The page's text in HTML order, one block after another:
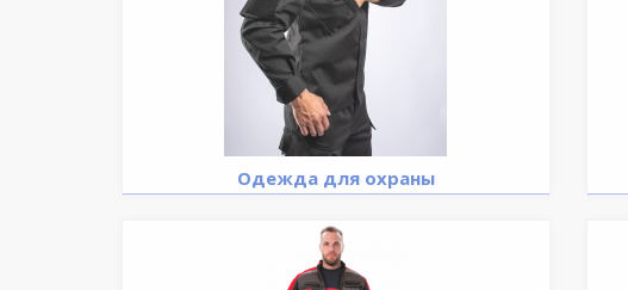
Одежда для охраны